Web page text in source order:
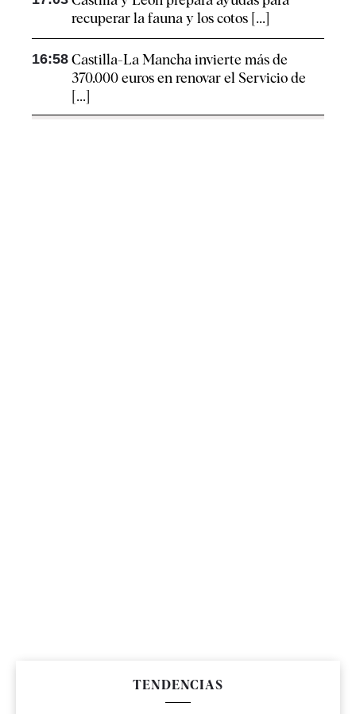
recuperar la fauna y los cotos [...]
16:58 Castilla-La Mancha invierte más de
370.000 euros en renovar el Servicio de
[...]
TENDENCIAS